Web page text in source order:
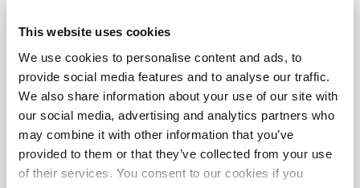
This website uses cookies
We use cookies to personalise content and ads, to
provide social media features and to analyse our traffic.
We also share information about your use of our site with
our social media, advertising and analytics partners who
may combine it with other information that you’ve
provided to them or that they’ve collected from your use
of their services. You consent to our cookies if you
Cómo vendarte el hombro
(general)